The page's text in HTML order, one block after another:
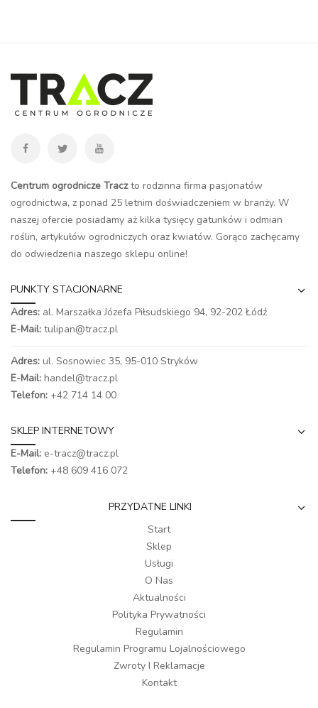
Centrum ogrodnicze Traczto rodzinna firma pasjonatów
ogrodnictwa, z ponad 25 letnim doświadczeniem w branży. W
naszej ofercie posiadamy aż kilka tysięcy gatunków i odmian
roślin, artykułów ogrodniczych oraz kwiatów. Gorąco zachęcamy
do odwiedzenia naszego sklepu online!
PUNKTY STACJONARNE
Adres: al. Marszałka Józefa Piłsudskiego 94, 92-202 Łódź
E-Mail: tulipan@tracz.pl
Adres: ul. Sosnowiec 35, 95-010 Stryków
E-Mail: handel@tracz.pl
Telefon: +42 714 14 00
SKLEP INTERNETOWY
E-Mail: e-tracz@tracz.pl
Telefon: +48 609 416 072
PRZYDATNE LINKI
Start
Sklep
Usługi
O Nas
Aktualności
Polityka Prywatności
Regulamin
Regulamin Programu Lojalnościowego
Zwroty I Reklamacje
Kontakt